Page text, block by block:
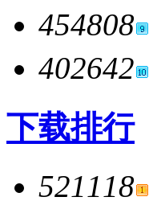
454808
402642
下载排行
521118